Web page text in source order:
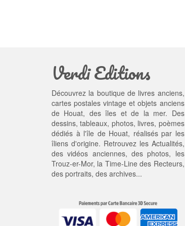
Verdi Editions
Découvrez la boutique de livres anciens,
cartes postales vintage et objets anciens
de Houat, des îles et de la mer. Des
dessins, tableaux, photos, livres, poèmes
dédiés à l'île de Houat, réalisés par les
îliens d'origine. Retrouvez les Actualités,
desvidéos anciennes, desphotos, les
Trouz-er-Mor, la Time-Line des Recteurs,
des portraits, des archives...